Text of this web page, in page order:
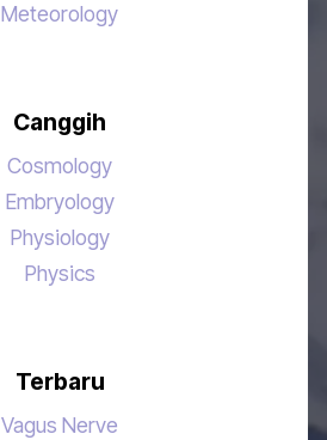
Meteorology
Canggih
Cosmology
Embryology
Physiology
Physics
Terbaru
Vagus Nerve